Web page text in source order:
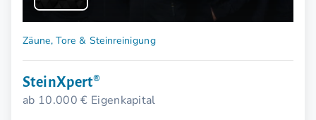
Zäune, Tore & Steinreinigung
SteinXpert®
ab 10.000 € Eigenkapital